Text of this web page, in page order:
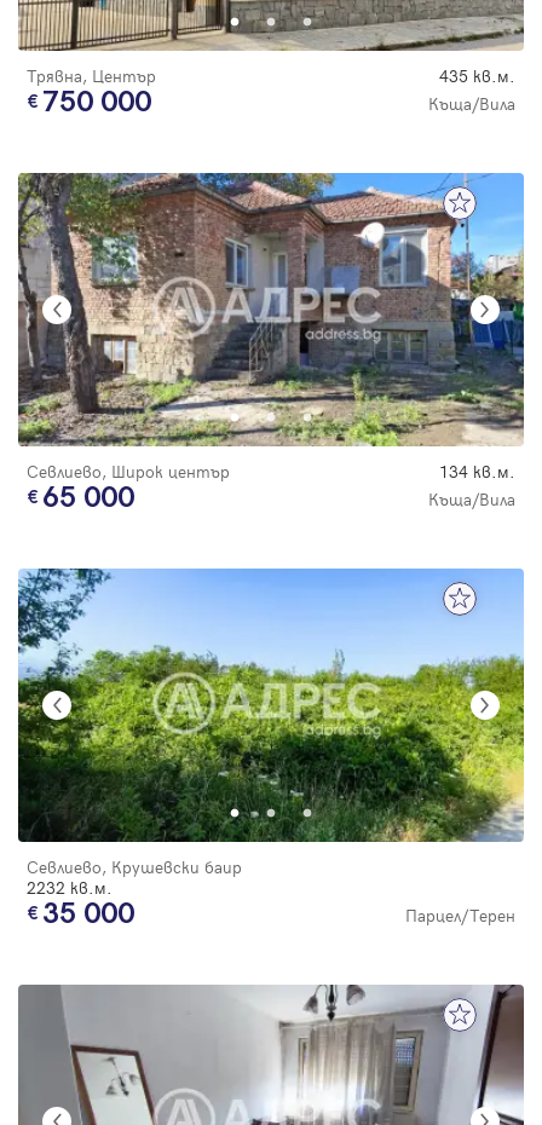
Трявна, Център 435 кв.м.
750 000 Къща/Вила
Севлиево, Широк център 134 кв.м.
65 000 Къща/Вила
Севлиево, Крушевски баир
2232 кв.м.
35 000 Парцел/Терен